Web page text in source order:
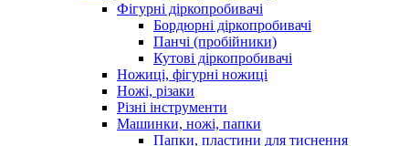
Фігурні діркопробивачі
Бордюрні діркопробивачі
Панчі (пробійники)
Кутові діркопробивачі
Ножиці, фігурні ножиці
Ножі, різаки
Різні інструменти
Машинки, ножі, папки
Папки, пластини для тиснення